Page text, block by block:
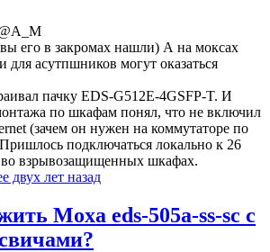
вы его в закромах нашли) А на моксах
асутпшников могут оказаться
пачку EDS-G512E-4GSFP-T. И
по шкафам понял, что не включил
(зачем он нужен на коммутаторе по
подключаться локально к 26
взрывозащищенных шкафах.
двух лет назад
Moxa eds-505a-ss-sc с